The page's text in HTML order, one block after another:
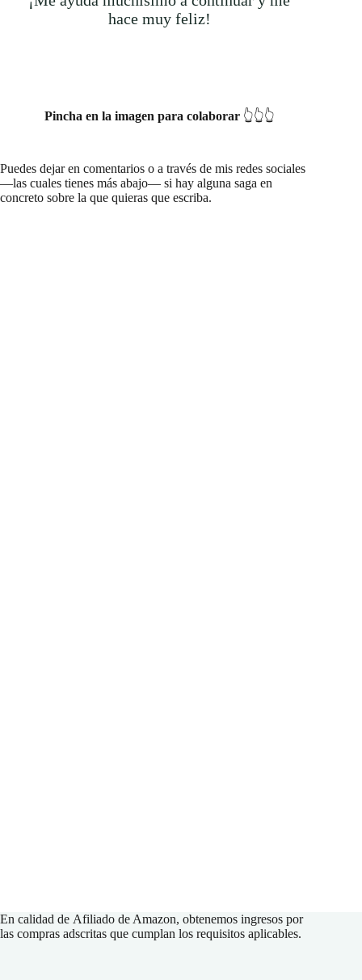
hace muy feliz!
Pincha en la imagen para colaborar👆👆👆
Puedes dejar en comentarios o a través de mis redes sociales
—las cuales tienes más abajo— si hay alguna saga en
concreto sobre la que quieras que escriba.
En calidad de Afiliado de Amazon, obtenemos ingresos por
las compras adscritas que cumplan los requisitos aplicables.